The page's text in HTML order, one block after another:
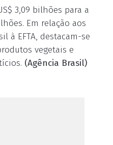
3,09 bilhões para a
Em relação aos
à EFTA, destacam-se
vegetais e
(Agência Brasil)